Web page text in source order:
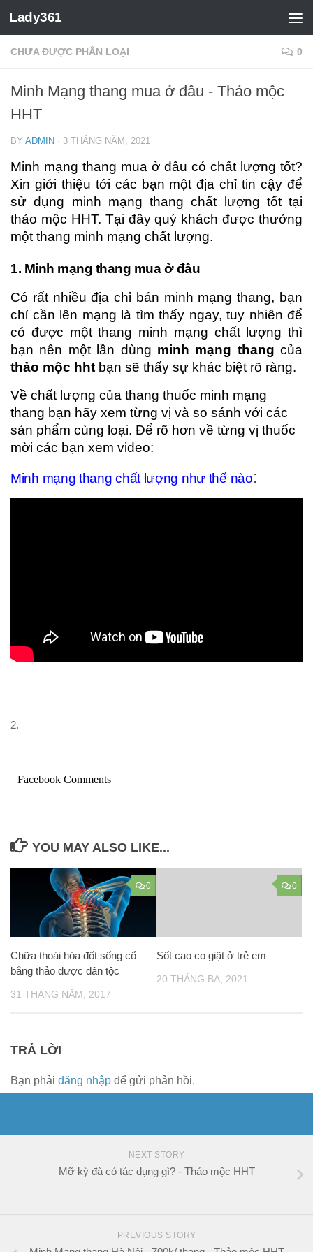
Lady361
CHƯA ĐƯỢC PHÂN LOẠI 0
Minh Mạng thang mua ở đâu - Thảo mộc
HHT
BY ADMIN · 3 THÁNG NĂM, 2021
Minh mạng thang mua ở đâu có chất lượng tốt?
Xin giới thiệu tới các bạn một địa chỉ tin cậy để
sử dụng minh mạng thang chất lượng tốt tại
thảo mộc HHT. Tại đây quý khách được thưởng
một thang minh mạng chất lượng.
1. Minh mạng thang mua ở đâu
Có rất nhiều địa chỉ bán minh mạng thang, bạn
chỉ cần lên mạng là tìm thấy ngay, tuy nhiên để
có được một thang minh mạng chất lượng thì
bạn nên một lần dùng minh mạng thang của
thảo mộc hht bạn sẽ thấy sự khác biệt rõ ràng.
Về chất lượng của thang thuốc minh mạng
thang bạn hãy xem từng vị và so sánh với các
sản phẩm cùng loại. Để rõ hơn về từng vị thuốc
mời các bạn xem video:
Minh mạng thang chất lượng như thế nào:
2.
Facebook Comments
YOU MAY ALSO LIKE...
0
Chữa thoái hóa đốt sống cổ
bằng thảo dược dân tộc
31 THÁNG NĂM, 2017
0
Sốt cao co giật ở trẻ em
20 THÁNG BA, 2021
TRẢ LỜI
Bạn phải đăng nhập để gửi phản hồi.
NEXT STORY
Mỡ kỳ đà có tác dụng gì? - Thảo mộc HHT
PREVIOUS STORY